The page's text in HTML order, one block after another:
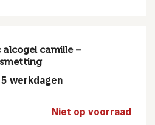
alcogel camille –
5 werkdagen
Niet op voorraad